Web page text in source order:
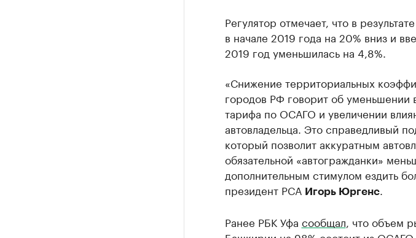
Регулятор отмечает, что в
в начале 2019 года на 20% вниз и
2019 год уменьшилась на 4,8%.
«Снижение территориальных
городов РФ говорит об уменьшении
тарифа по ОСАГО и увеличении
автовладельца. Это справедливый
который позволит аккуратным
обязательной «автогражданки»
дополнительным стимулом ездить
президент РСА Игорь Юргенс.
Ранее РБК Уфа сообщал , что объем